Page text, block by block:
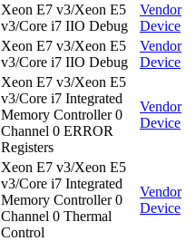
Xeon E7 v3/Xeon E5
v3/Core i7 IIO Debug
Vendor
Device
Xeon E7 v3/Xeon E5
v3/Core i7 IIO Debug
Vendor
Device
Xeon E7 v3/Xeon E5
v3/Core i7 Integrated
Memory Controller 0
Channel 0 ERROR
Registers
Vendor
Device
Xeon E7 v3/Xeon E5
v3/Core i7 Integrated
Memory Controller 0
Channel 0 Thermal
Control
Vendor
Device